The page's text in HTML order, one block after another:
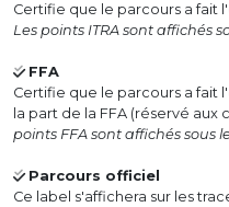
Certifie que le parcours a fait
Les points ITRA sont affichés
FFA
Certifie que le parcours a fait
la part de la FFA (réservé
points FFA sont affichés sous
Parcours officiel
Ce label s'affichera sur les